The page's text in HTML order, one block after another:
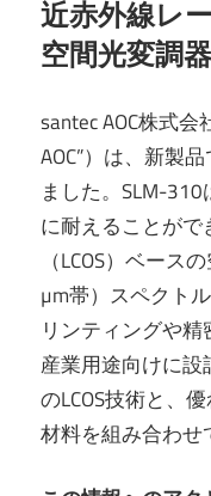
近赤外線レ
空間光変調
santec AOC株式会
AOC”）は、新製品
ました。 SLM-310
に耐えることが
（LCOS）ベース
µm帯）スペクト
リンティングや
産業用途向けに
のLCOS技術と、
材料を組み合わせ